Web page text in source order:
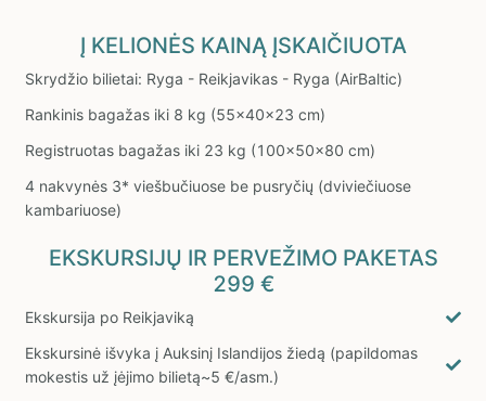
Į KELIONĖS KAINĄ ĮSKAIČIUOTA
Skrydžio bilietai: Ryga - Reikjavikas - Ryga (AirBaltic)
Rankinis bagažas iki 8 kg (55x40x23 cm)
Registruotas bagažas iki 23 kg (100x50x80 cm)
4 nakvynės 3* viešbučiuose be pusryčių (dviviečiuose
kambariuose)
EKSKURSIJŲ IR PERVEŽIMO PAKETAS
299 €
Ekskursija po Reikjaviką
Ekskursinė išvyka į Auksinį Islandijos žiedą (papildomas
mokestis už įėjimo bilietą~5 €/asm.)